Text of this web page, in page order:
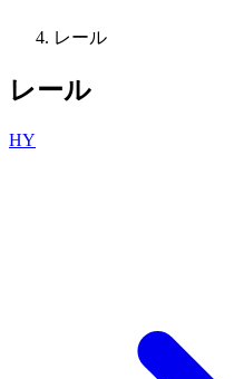
レール
レール
HY